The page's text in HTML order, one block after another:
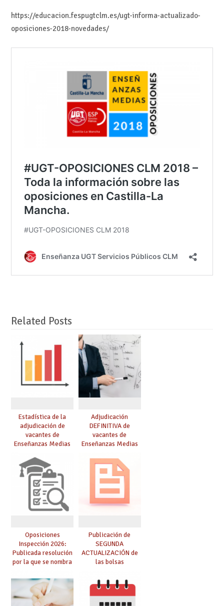
https://educacion.fespugtclm.es/ugt-informa-actualizado-
oposiciones-2018-novedades/
Related Posts
Estadística de la
adjudicación de
vacantes de
Enseñanzas Medias
Adjudicación
DEFINITIVA de
vacantes de
Enseñanzas Medias
Oposiciones
Inspección 2026:
Publicada resolución
por la que se nombra
prácticas, se regulan
dichas prácticas y se
convoca acto público
Publicación de
SEGUNDA
ACTUALIZACIÓN de
las bolsas
Cuerpo de Maestros
de especialidades
convocadas a